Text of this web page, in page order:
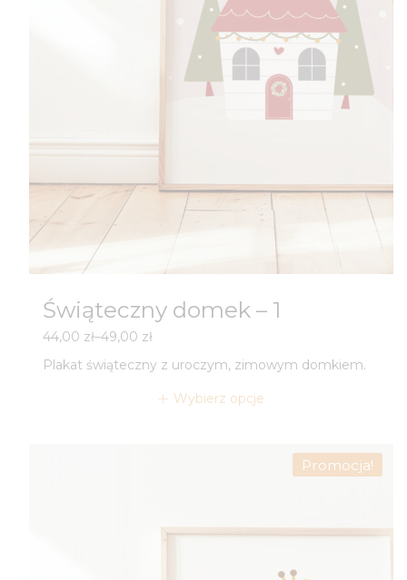
Świąteczny domek – 1
44,00 zł–49,00 zł
Zakres
od
Plakat świąteczny z uroczym, zimowym domkiem.
Wybierz opcje
Promocja!